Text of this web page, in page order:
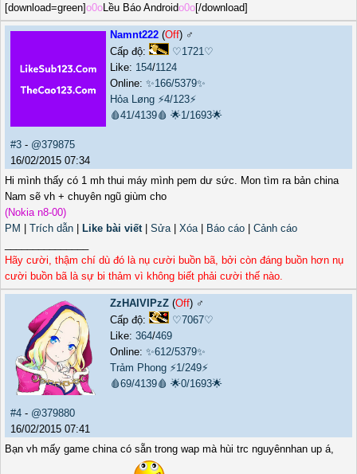
[download=green]o0oLều Báo Androido0o[/download]
Namnt222 (Off) ♂️
Cấp độ:
♡1721♡
Like: 154/1124
Online: ✨166/5379✨
Hỏa Løng ⚡4/123⚡
🩸41/4139🩸 🌟1/1693🌟
#3 - @379875
16/02/2015 07:34
Hi mình thấy có 1 mh thui máy mình pem dư sức. Mon tìm ra bản china
Nam sẽ vh + chuyên ngũ giùm cho
(Nokia n8-00)
PM | Trích dẫn | Like bài viết | Sửa | Xóa | Báo cáo | Cảnh cáo
Hãy cười, thậm chí dù đó là nụ cười buồn bã, bởi còn đáng buồn hơn nụ
cười buồn bã là sự bi thảm vì không biết phải cười thế nào.
ZzHAIVIPzZ (Off) ♂️
Cấp độ:
♡7067♡
Like: 364/469
Online: ✨612/5379✨
Trảm Phong ⚡1/249⚡
🩸69/4139🩸 🌟0/1693🌟
#4 - @379880
16/02/2015 07:41
Bạn vh mấy game china có sẵn trong wap mà hùi trc nguyênnhan up á,